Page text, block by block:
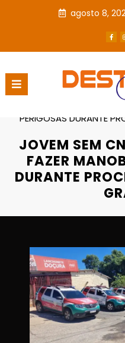
agosto 8,
Página
PERIGOSAS DURANTE
JOVEM SEM
FAZER
DURANTE